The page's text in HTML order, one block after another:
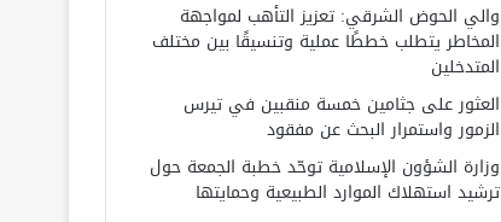
والي الحوض الشرقي: تعزيز التأهب لمواجهة
المخاطر يتطلب خططًا عملية وتنسيقًا بين مختلف
المتدخلين
العثور على جثامين خمسة منقبين في تيرس
الزمور واستمرار البحث عن مفقود
وزارة الشؤون الإسلامية توحّد خطبة الجمعة حول
ترشيد استهلاك الموارد الطبيعية وحمايتها